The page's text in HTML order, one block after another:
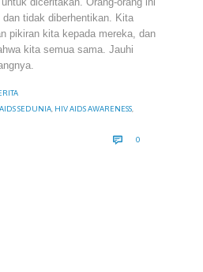
tidak diberhentikan. Kita
pikiran kita kepada mereka, dan
kita semua sama. Jauhi
SEDUNIA, HIV AIDS AWARENESS,
 0